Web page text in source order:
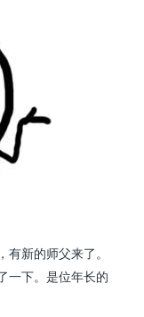
有新的师父来了。
一下。是位年长的